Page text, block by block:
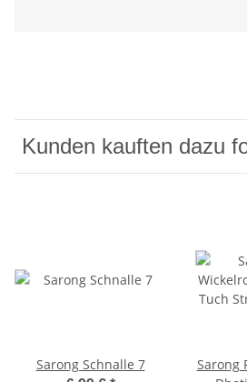
Kunden kauften dazu
Sarong Schnalle 7
Sarong